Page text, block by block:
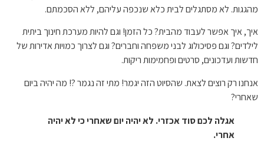
מהגגות. לא מסתגלים לבית כלא שנכפה עליהם, ללא הסכמתם.
איך, איך אפשר לעבוד מהבית? כל הזמן! וגם להיות מערכת חינוך ביתית
לילדים? וגם פסיכולוג לבני משפחה וחברים? וגם לצרוך כמויות אדירות של
חדשות ועדכונים, סרטים ופחמימות ריקות.
אנחנו רק רוצים לצאת. שהסיוט הזה יגמר! מתי זה נגמר ?! מה יהיה ביום
שאחרי?
אגלה לכם סוד אכזרי. לא יהיה יום שאחרי כי לא יהיה
אחרי.